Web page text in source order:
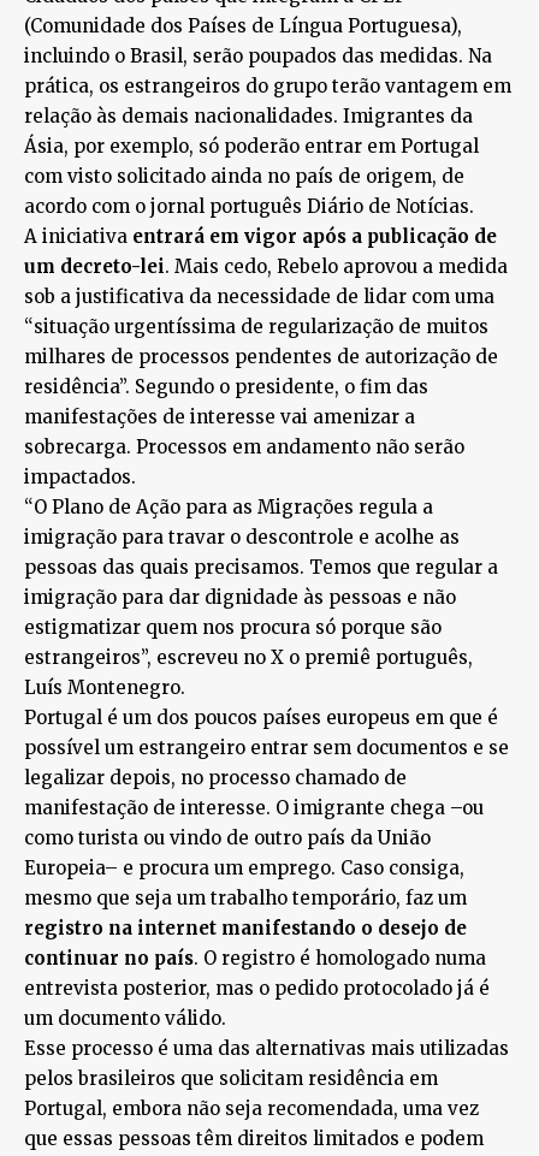
(Comunidade dos Países de Língua Portuguesa),
incluindo o Brasil, serão poupados das medidas. Na
prática, os estrangeiros do grupo terão vantagem em
relação às demais nacionalidades. Imigrantes da
Ásia, por exemplo, só poderão entrar em Portugal
com visto solicitado ainda no país de origem, de
acordo com o jornal português Diário de Notícias.
A iniciativa entrará em vigor após a publicação de
um decreto-lei. Mais cedo, Rebelo aprovou a medida
sob a justificativa da necessidade de lidar com uma
“situação urgentíssima de regularização de muitos
milhares de processos pendentes de autorização de
residência”. Segundo o presidente, o fim das
manifestações de interesse vai amenizar a
sobrecarga. Processos em andamento não serão
impactados.
“O Plano de Ação para as Migrações regula a
imigração para travar o descontrole e acolhe as
pessoas das quais precisamos. Temos que regular a
imigração para dar dignidade às pessoas e não
estigmatizar quem nos procura só porque são
estrangeiros”, escreveu no X o premiê português,
Luís Montenegro.
Portugal é um dos poucos países europeus em que é
possível um estrangeiro entrar sem documentos e se
legalizar depois, no processo chamado de
manifestação de interesse. O imigrante chega –ou
como turista ou vindo de outro país da União
Europeia– e procura um emprego. Caso consiga,
mesmo que seja um trabalho temporário, faz um
registro na internet manifestando o desejo de
continuar no país. O registro é homologado numa
entrevista posterior, mas o pedido protocolado já é
um documento válido.
Esse processo é uma das alternativas mais utilizadas
pelos brasileiros que solicitam residência em
Portugal, embora não seja recomendada, uma vez
que essas pessoas têm direitos limitados e podem